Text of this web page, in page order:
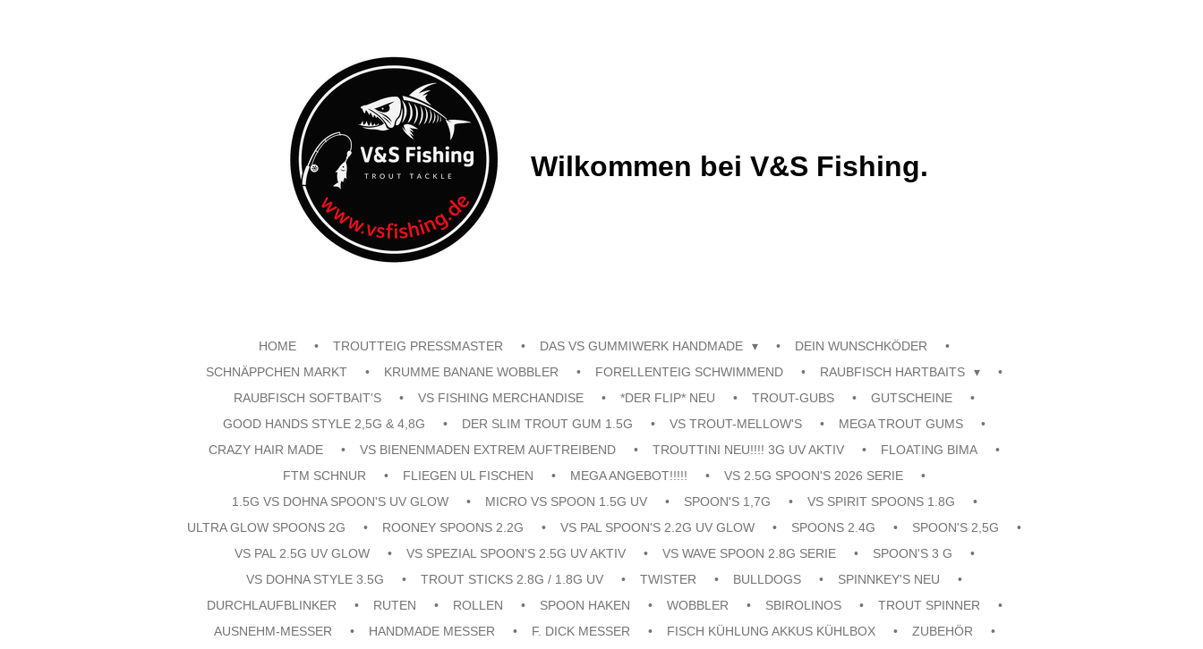
Wilkommen bei V&S Fishing.
HOME TROUTTEIG PRESSMASTER DAS VS GUMMIWERK HANDMADE
DEIN WUNSCHKÖDER
SCHNÄPPCHEN MARKT
KRUMME BANANE WOBBLER FORELLENTEIG SCHWIMMEND
RAUBFISCH HARTBAITS
RAUBFISCH SOFTBAIT'S
VS FISHING MERCHANDISE *DER FLIP* NEU TROUT-GUBS
GUTSCHEINE
GOOD HANDS STYLE 2,5G & 4,8G
DER SLIM TROUT GUM 1.5G VS TROUT-MELLOW'S
MEGA TROUT GUMS
CRAZY HAIR MADE
VS BIENENMADEN EXTREM AUFTREIBEND TROUTTINI NEU!!!! 3G UV AKTIV
FLOATING BIMA
FTM SCHNUR
FLIEGEN UL FISCHEN MEGA ANGEBOT!!!!!
VS 2.5G SPOON'S 2026 SERIE
1.5G VS DOHNA SPOON'S UV GLOW
MICRO VS SPOON 1.5G UV SPOON'S 1,7G
VS SPIRIT SPOONS 1.8G
ULTRA GLOW SPOONS 2G
ROONEY SPOONS 2.2G VS PAL SPOON'S 2.2G UV GLOW SPOONS 2.4G
SPOON'S 2,5G
VS PAL 2.5G UV GLOW
VS SPEZIAL SPOON'S 2.5G UV AKTIV VS WAVE SPOON 2.8G SERIE
SPOON'S 3 G
VS DOHNA STYLE 3.5G
TROUT STICKS 2.8G / 1.8G UV TWISTER BULLDOGS
SPINNKEY'S NEU
DURCHLAUFBLINKER
RUTEN ROLLEN SPOON HAKEN WOBBLER SBIROLINOS
TROUT SPINNER
AUSNEHM-MESSER
HANDMADE MESSER F. DICK MESSER FISCH KÜHLUNG AKKUS KÜHLBOX
ZUBEHÖR